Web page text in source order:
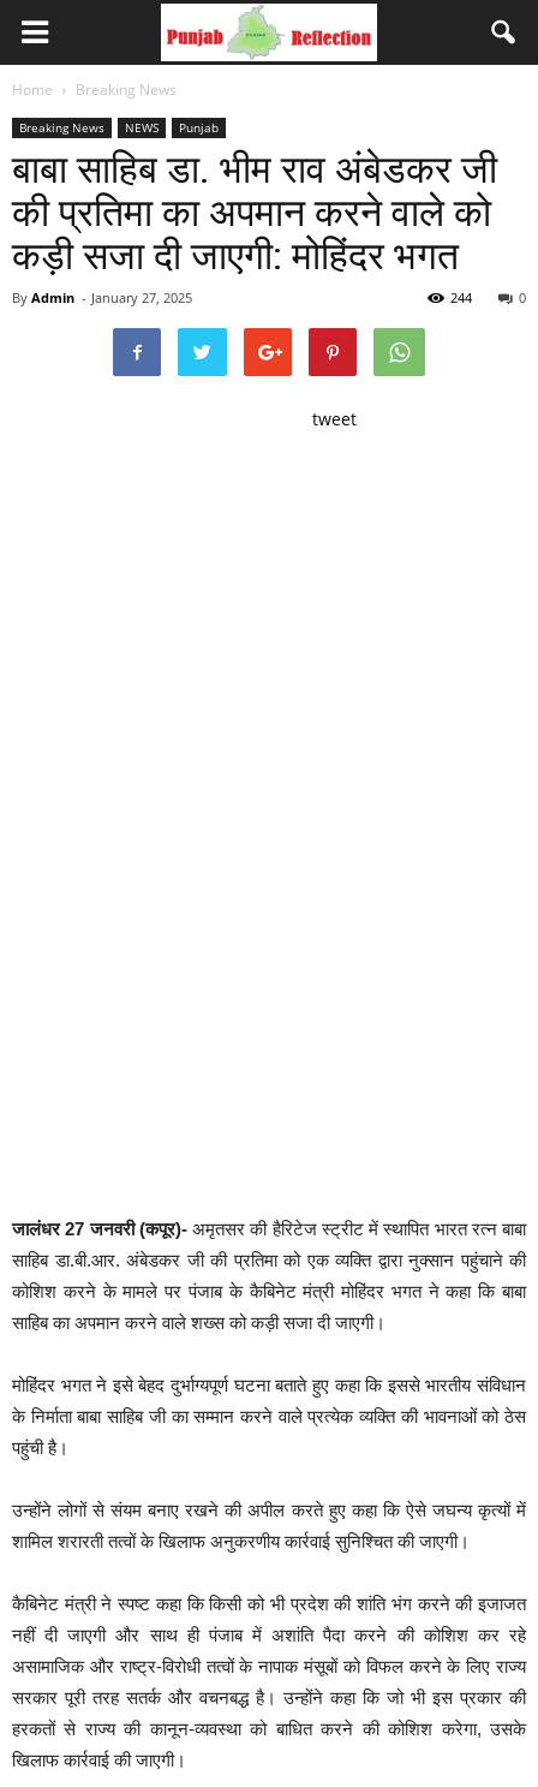
Home Breaking News
Breaking News NEWS Punjab
बाबा साहिब डा. भीम राव अंबेडकर जी
की प्रतिमा का अपमान करने वाले को
कड़ी सजा दी जाएगी: मोहिंदर भगत
By Admin - January 27, 2025 0
244
tweet
जालंधर 27 जनवरी (कपूर)-अमृतसर की हैरिटेज स्ट्रीट में स्थापित भारत रत्न बाबा
साहिब डा.बी.आर. अंबेडकर जी की प्रतिमा को एक व्यक्ति द्वारा नुक्सान पहुंचाने की
कोशिश करने के मामले पर पंजाब के कैबिनेट मंत्री मोहिंदर भगत ने कहा कि बाबा
साहिब का अपमान करने वाले शख्स को कड़ी सजा दी जाएगी।
मोहिंदर भगत ने इसे बेहद दुर्भाग्यपूर्ण घटना बताते हुए कहा कि इससे भारतीय संविधान
के निर्माता बाबा साहिब जी का सम्मान करने वाले प्रत्येक व्यक्ति की भावनाओं को ठेस
पहुंची है।
उन्होंने लोगों से संयम बनाए रखने की अपील करते हुए कहा कि ऐसे जघन्य कृत्यों में
शामिल शरारती तत्वों के खिलाफ अनुकरणीय कार्रवाई सुनिश्चित की जाएगी।
कैबिनेट मंत्री ने स्पष्ट कहा कि किसी को भी प्रदेश की शांति भंग करने की इजाजत
नहीं दी जाएगी और साथ ही पंजाब में अशांति पैदा करने की कोशिश कर रहे
असामाजिक और राष्ट्र-विरोधी तत्वों के नापाक मंसूबों को विफल करने के लिए राज्य
सरकार पूरी तरह सतर्क और वचनबद्ध है। उन्होंने कहा कि जो भी इस प्रकार की
हरकतों से राज्य की कानून-व्यवस्था को बाधित करने की कोशिश करेगा, उसके
खिलाफ कार्रवाई की जाएगी।